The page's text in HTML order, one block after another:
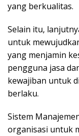
yang berkualitas.
Selain itu,
untuk
yang menjamin
pengguna jasa
kewajiban untuk
berlaku.
Sistem
organisasi untuk